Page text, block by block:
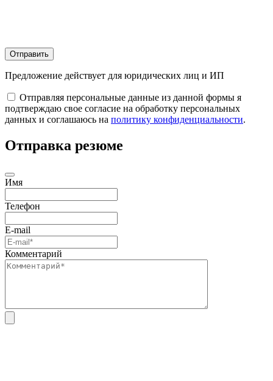
Отправить
Предложение действует для юридических лиц и ИП
Отправляя персональные данные из данной формы я
подтверждаю свое согласие на обработку персональных
данных и соглашаюсь на политику конфиденциальности.
Отправка резюме
Имя
Телефон
E-mail
Комментарий